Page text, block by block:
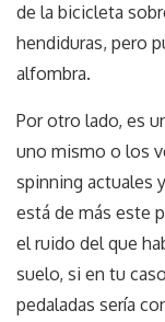
de la bicicleta
hendiduras, pero
alfombra.
Por otro lado, es
uno mismo o los
spinning actuales
está de más este
el ruido del que
suelo, si en tu
pedaladas sería